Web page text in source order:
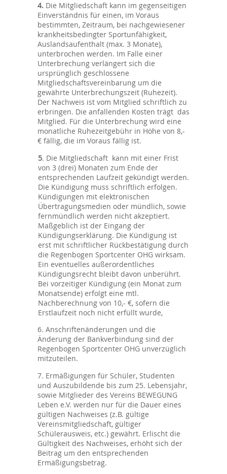
4. Die Mitgliedschaft kann im gegenseitigen
Einverständnis für einen, im Voraus
bestimmten, Zeitraum, bei nachgewiesener
krankheitsbedingter Sportunfähigkeit,
Auslandsaufenthalt (max. 3 Monate),
unterbrochen werden. Im Falle einer
Unterbrechung verlängert sich die
ursprünglich geschlossene
Mitgliedschaftsvereinbarung um die
gewährte Unterbrechungszeit (Ruhezeit).
Der Nachweis ist vom Mitglied schriftlich zu
erbringen. Die anfallenden Kosten trägt das
Mitglied. Für die Unterbrechung wird eine
monatliche Ruhezeitgebühr in Höhe von 8,-
€ fällig, die im Voraus fällig ist.
5. Die Mitgliedschaft kann mit einer Frist
von 3 (drei) Monaten zum Ende der
entsprechenden Laufzeit gekündigt werden.
Die Kündigung muss schriftlich erfolgen.
Kündigungen mit elektronischen
Übertragungsmedien oder mündlich, sowie
fernmündlich werden nicht akzeptiert.
Maßgeblich ist der Eingang der
Kündigungserklärung. Die Kündigung ist
erst mit schriftlicher Rückbestätigung durch
die Regenbogen Sportcenter OHG wirksam.
Ein eventuelles außerordentliches
Kündigungsrecht bleibt davon unberührt.
Bei vorzeitiger Kündigung (ein Monat zum
Monatsende) erfolgt eine mtl.
Nachberechnung von 10,- €, sofern die
Erstlaufzeit noch nicht erfüllt wurde,
6. Anschriftenänderungen und die
Änderung der Bankverbindung sind der
Regenbogen Sportcenter OHG unverzüglich
mitzuteilen.
7. Ermäßigungen für Schüler, Studenten
und Auszubildende bis zum 25. Lebensjahr,
sowie Mitglieder des Vereins BEWEGUNG
Leben e.V. werden nur für die Dauer eines
gültigen Nachweises (z.B. gültige
Vereinsmitgliedschaft, gültiger
Schülerausweis, etc.) gewährt. Erlischt die
Gültigkeit des Nachweises, erhöht sich der
Beitrag um den entsprechenden
Ermäßigungsbetrag.